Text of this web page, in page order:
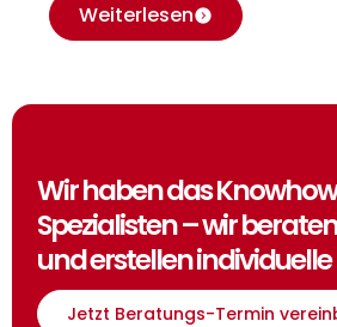
Weiterlesen
Wir haben das
Spezialisten – wir
und erstellen
Jetzt Beratungs-Termin